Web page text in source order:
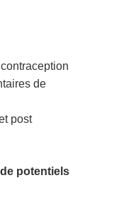
de
post
potentiels